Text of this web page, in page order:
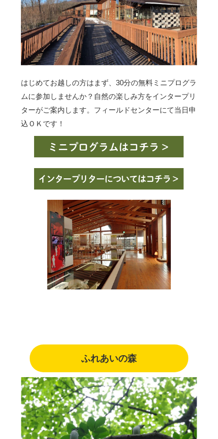
はじめてお越しの方はまず、30分の無料ミニプログラ
ムに参加しませんか？自然の楽しみ方をインタープリ
ターがご案内します。フィールドセンターにて当日申
込ＯＫです！
ふれあいの森